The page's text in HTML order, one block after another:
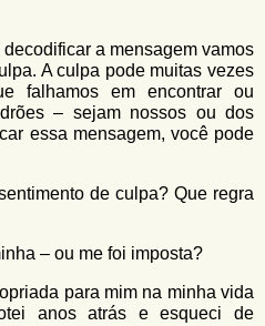
a mensagem vamos
A culpa pode muitas vezes
falhamos em encontrar ou
– sejam nossos ou dos
essa mensagem, você pode
de culpa? Que regra
– ou me foi imposta?
para mim na minha vida
anos atrás e esqueci de